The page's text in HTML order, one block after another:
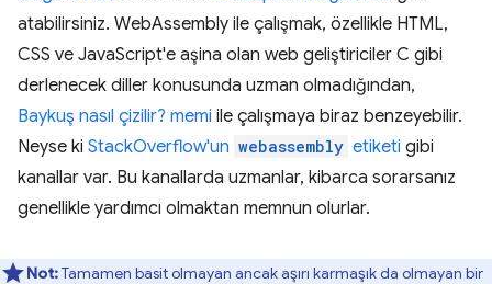
atabilirsiniz. WebAssembly ile çalışmak, özellikle HTML,
CSS ve JavaScript'e aşina olan web geliştiriciler C gibi
derlenecek diller konusunda uzman olmadığından,
Baykuş nasıl çizilir? memi ile çalışmaya biraz benzeyebilir.
Neyse ki StackOverflow'un webassembly etiketi gibi
kanallar var. Bu kanallarda uzmanlar, kibarca sorarsanız
genellikle yardımcı olmaktan memnun olurlar.
Not:Tamamen basit olmayan ancak aşırı karmaşık da olmayan bir